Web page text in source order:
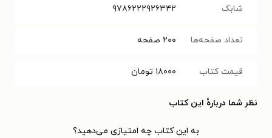
شابک ۹۷۸۶۲۲۲۹۲۶۳۴۲
تعداد صفحه‌ها ۲۰۰ صفحه
قیمت کتاب ۱۸۰۰۰ تومان
نظر شما دربارهٔ این کتاب
به این کتاب چه امتیازی می‌دهید؟